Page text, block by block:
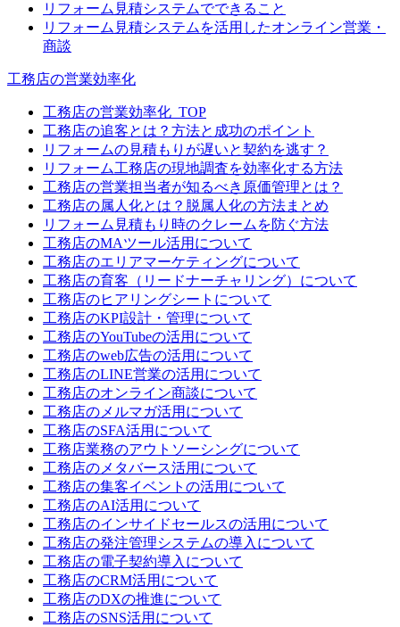
リフォーム見積システムでできること
リフォーム見積システムを活用したオンライン営業・
商談
工務店の営業効率化
工務店の営業効率化_TOP
工務店の追客とは？方法と成功のポイント
リフォームの見積もりが遅いと契約を逃す？
リフォーム工務店の現地調査を効率化する方法
工務店の営業担当者が知るべき原価管理とは？
工務店の属人化とは？脱属人化の方法まとめ
リフォーム見積もり時のクレームを防ぐ方法
工務店のMAツール活用について
工務店のエリアマーケティングについて
工務店の育客（リードナーチャリング）について
工務店のヒアリングシートについて
工務店のKPI設計・管理について
工務店のYouTubeの活用について
工務店のweb広告の活用について
工務店のLINE営業の活用について
工務店のオンライン商談について
工務店のメルマガ活用について
工務店のSFA活用について
工務店業務のアウトソーシングについて
工務店のメタバース活用について
工務店の集客イベントの活用について
工務店のAI活用について
工務店のインサイドセールスの活用について
工務店の発注管理システムの導入について
工務店の電子契約導入について
工務店のCRM活用について
工務店のDXの推進について
工務店のSNS活用について